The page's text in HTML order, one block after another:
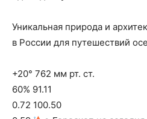
Уникальная природа и
в России для путешествий
+20° 762 мм рт. ст.
60% 91.11
0.72 100.50